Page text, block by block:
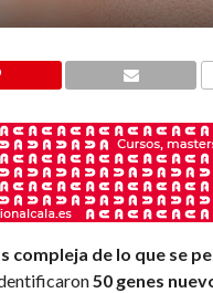
compleja de lo que se
50 genes